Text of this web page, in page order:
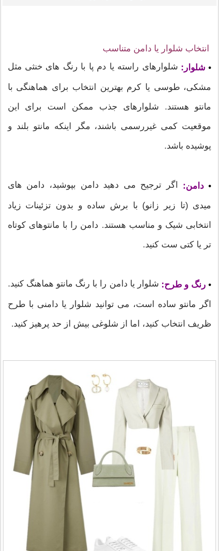
انتخاب شلوار یا دامن متناسب
• شلوار: شلوارهای راسته یا دم پا با رنگ های خنثی مثل
مشکی، طوسی یا کرم بهترین انتخاب برای هماهنگی با
مانتو هستند. شلوارهای جذب ممکن است برای این
موقعیت کمی غیررسمی باشند، مگر اینکه مانتو بلند و
پوشیده باشد.
•دامن: اگر ترجیح می دهید دامن بپوشید، دامن های
میدی (تا زیر زانو) با برش ساده و بدون تزئینات زیاد
انتخابی شیک و مناسب هستند. دامن را با مانتوهای کوتاه
تر یا کتی ست کنید.
• رنگ و طرح: شلوار یا دامن را با رنگ مانتو هماهنگ کنید.
اگر مانتو ساده است، می توانید شلوار یا دامنی با طرح
ظریف انتخاب کنید، اما از شلوغی بیش از حد پرهیز کنید.